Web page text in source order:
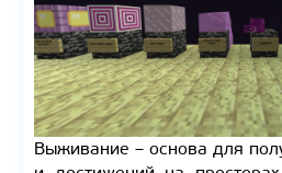
Выживание – основа для